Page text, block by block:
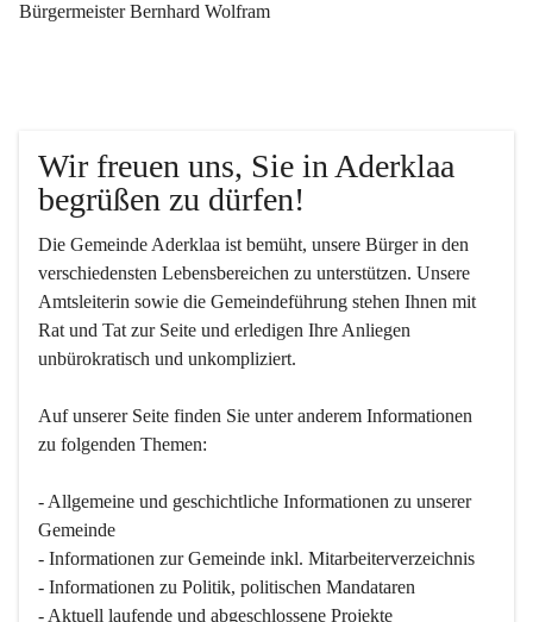
Bürgermeister Bernhard Wolfram
Wir freuen uns, Sie in Aderklaa
begrüßen zu dürfen!
Die Gemeinde Aderklaa ist bemüht, unsere Bürger in den
verschiedensten Lebensbereichen zu unterstützen. Unsere
Amtsleiterin sowie die Gemeindeführung stehen Ihnen mit
Rat und Tat zur Seite und erledigen Ihre Anliegen
unbürokratisch und unkompliziert.
Auf unserer Seite finden Sie un­ter an­de­rem Informationen
zu folgenden Themen:
- Allgemeine und geschichtliche Informationen zu unserer
Gemeinde
- Informationen zur Gemeinde inkl. Mitarbeiterverzeichnis
- Informationen zu Politik, politischen Mandataren
- Aktuell laufende und abgeschlossene Projekte